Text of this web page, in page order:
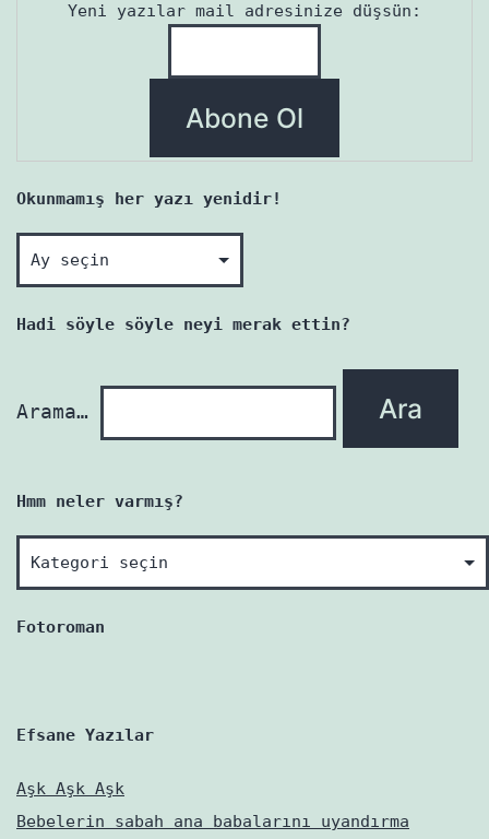
Yeni yazılar mail adresinize düşsün:
Okunmamış her yazı yenidir!
Okunmamış
her
yazı
Hadi söyle söyle neyi merak ettin?
Arama…
Hmm neler varmış?
Hmm
neler
varmış?
Fotoroman
Efsane Yazılar
Aşk Aşk Aşk
Bebelerin sabah ana babalarını uyandırma